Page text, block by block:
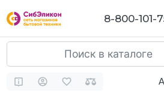
8-800-101-
8-800-101-